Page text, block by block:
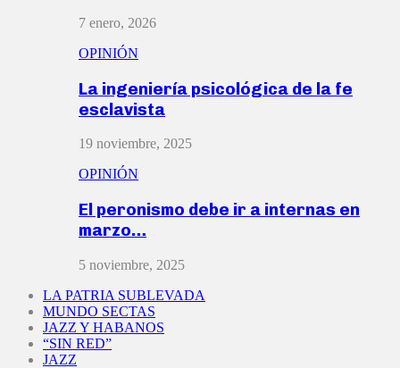
7 enero, 2026
OPINIÓN
La ingeniería psicológica de la fe
esclavista
19 noviembre, 2025
OPINIÓN
El peronismo debe ir a internas en
marzo…
5 noviembre, 2025
LA PATRIA SUBLEVADA
MUNDO SECTAS
JAZZ Y HABANOS
“SIN RED”
JAZZ